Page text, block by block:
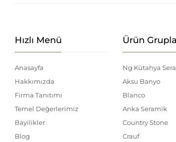
Hızlı Menü
Anasayfa
Hakkımızda
Firma Tanıtımı
Temel Değerlerimiz
Bayilikler
Blog
Ürün
Ng Kütahya
Aksu Banyo
Blanco
Anka Seramik
Country Stone
Crauf